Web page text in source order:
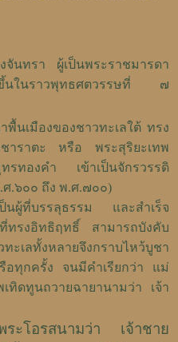
นทรา ผู้เป็นพระราชมารดา
นในราวพุทธศตวรรษที่ ๗
นเมืองของชาวทะเลใต้ ทรง
าราตะ หรือ พระสุริยะเทพ
รทองคำ เข้าเป็นจักรวรรดิ
.๖๐๐ ถึง พ.ศ.๗๐๐)
นผู้ที่บรรลุธรรม และสำเร็จ
ทรงอิทธิฤทธิ์ สามารถบังคับ
ทะเลทั้งหลายจึงกราบไหว้บูชา
อทุกครั้ง จนมีคำเรียกว่า แม่
ทิดทูนถวายฉายานามว่า เจ้า
ระโอรสนามว่า เจ้าชาย